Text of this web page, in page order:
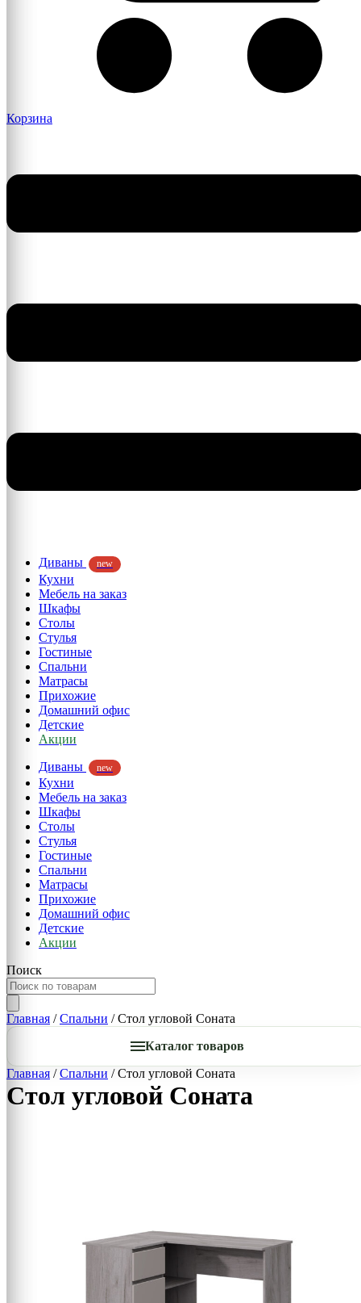
Корзина
Диваны new
Кухни
Мебель на заказ
Шкафы
Столы
Стулья
Гостиные
Спальни
Матрасы
Прихожие
Домашний офис
Детские
Акции
Диваны
new
Кухни
Мебель на заказ
Шкафы
Столы
Стулья
Гостиные
Спальни
Матрасы
Прихожие
Домашний офис
Детские
Акции
Поиск
Главная /Спальни / Стол угловой Соната
Каталог товаров
Главная /Спальни / Стол угловой Соната
Стол угловой Соната